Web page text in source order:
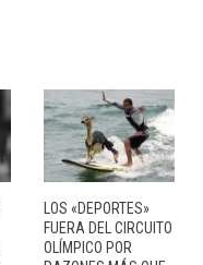
LOS «DEPORTES»
FUERA DEL CIRCUITO
OLÍMPICO POR